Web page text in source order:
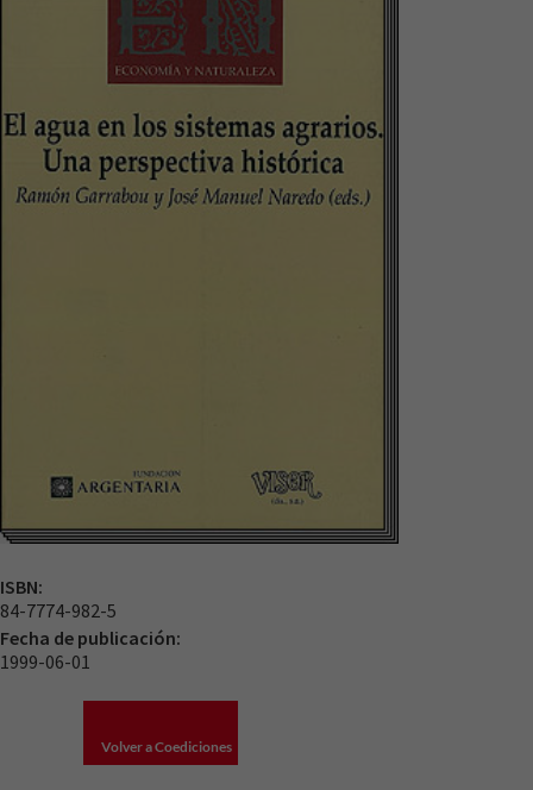
ISBN:
84-7774-982-5
Fecha de publicación:
1999-06-01
Volver a Coediciones